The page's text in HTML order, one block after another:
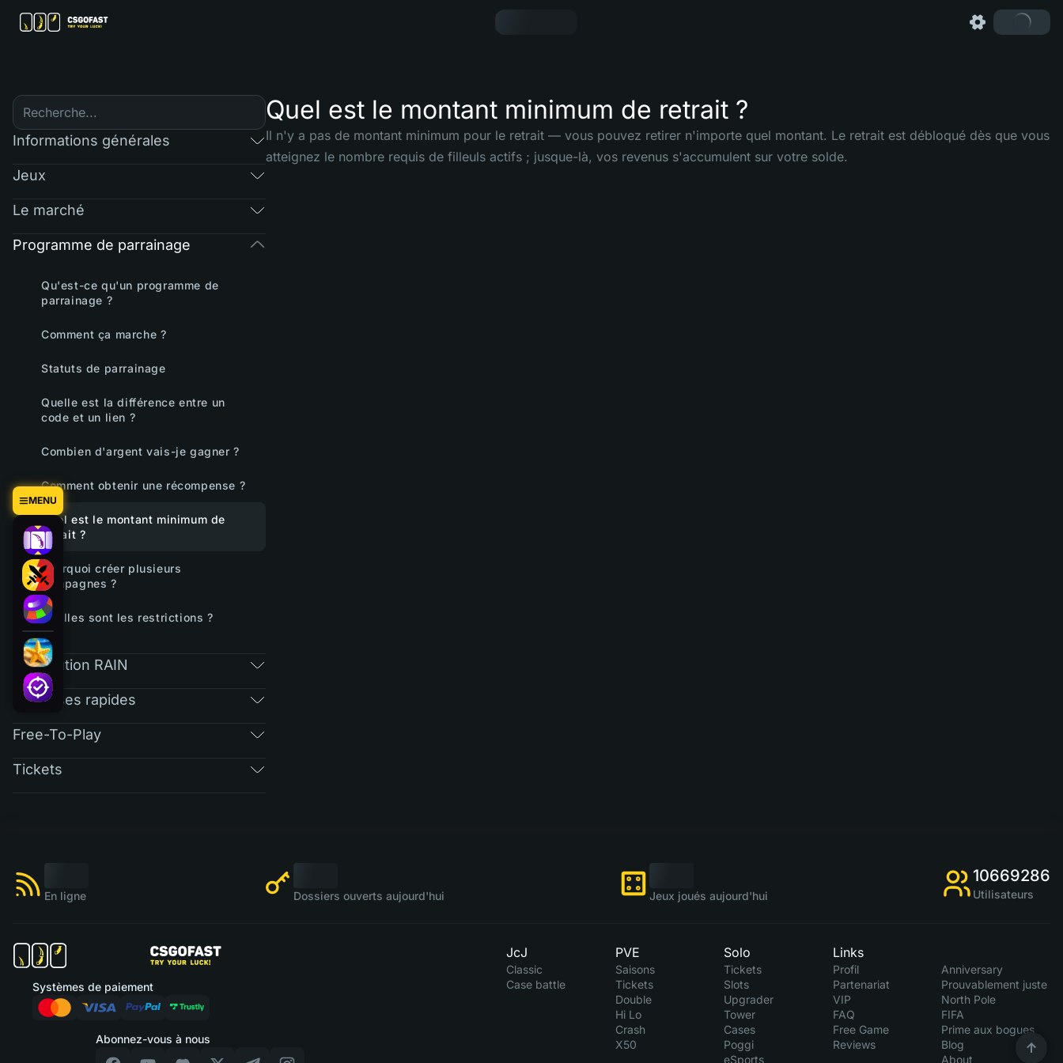
MENU
Informations générales
Jeux
Le marché
Programme de parrainage
Qu'est-ce qu'un programme de
parrainage ?
Comment ça marche ?
Statuts de parrainage
Quelle est la différence entre un
code et un lien ?
Combien d'argent vais-je gagner ?
Comment obtenir une récompense ?
Quel est le montant minimum de
retrait ?
Pourquoi créer plusieurs
campagnes ?
Quelles sont les restrictions ?
Distribution RAIN
Réponses rapides
Free-To-Play
Tickets
Quel est le montant minimum de retrait ?
Il n'y a pas de montant minimum pour le retrait — vous pouvez retirer n'importe quel montant. Le retrait est débloqué dès que vous
atteignez le nombre requis de filleuls actifs ; jusque-là, vos revenus s'accumulent sur votre solde.
En ligne Dossiers ouverts aujourd'hui Jeux joués aujourd'hui
10669286
Utilisateurs
Abonnez-vous à nous
Systèmes de paiement
JcJ
Classic
Case battle
PVE
Saisons
Tickets
Double
Hi Lo
Crash
X50
Solo
Tickets
Slots
Upgrader
Tower
Cases
Poggi
eSports
Links
Profil
Partenariat
VIP
FAQ
Free Game
Reviews
Anniversary
Prouvablement juste
North Pole
FIFA
Prime aux bogues
Blog
About